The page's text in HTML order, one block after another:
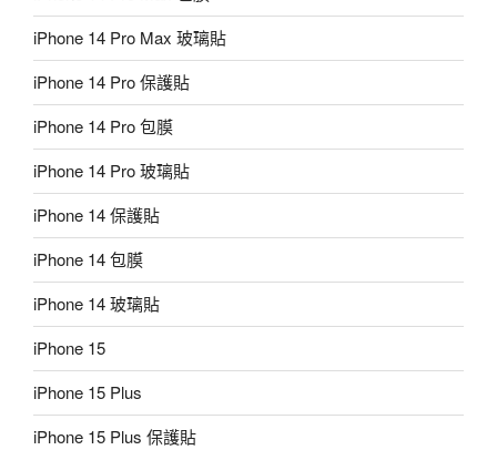
iPhone 14 Pro Max 玻璃貼
iPhone 14 Pro 保護貼
iPhone 14 Pro 包膜
iPhone 14 Pro 玻璃貼
iPhone 14 保護貼
iPhone 14 包膜
iPhone 14 玻璃貼
iPhone 15
iPhone 15 Plus
iPhone 15 Plus 保護貼